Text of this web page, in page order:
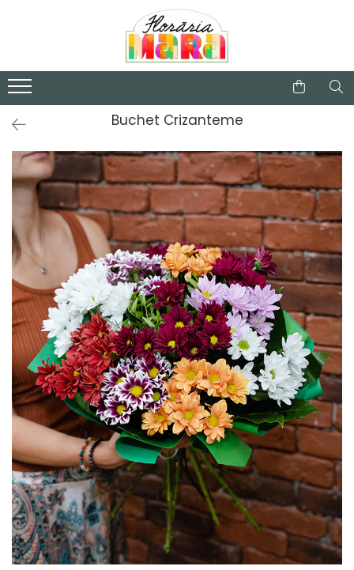
Buchete de flori
Valentine's Day
Aranjamente florale
Trandafiri criogenati
Plante de apartament
Buchet Crizanteme